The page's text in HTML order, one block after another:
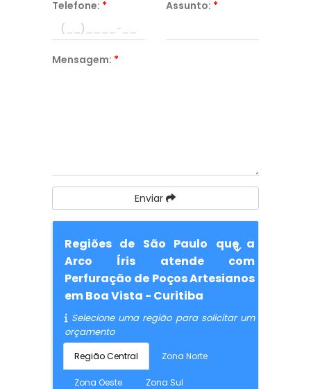
Telefone: * Assunto: *
Mensagem: *
Enviar
Regiões de São Paulo que a
Arco Íris atende com
Perfuração de Poços Artesianos
em Boa Vista - Curitiba
Selecione uma região para solicitar um
orçamento
Região Central Zona Norte
Zona Oeste Zona Sul